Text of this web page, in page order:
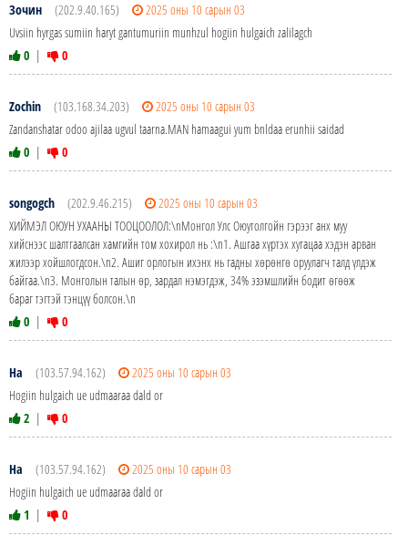
Зочин (202.9.40.165)
2025 оны 10 сарын 03
Uvsiin hyrgas sumiin haryt gantumuriin munhzul hogiin hulgaich zalilagch
0 | 0
Zochin (103.168.34.203)
2025 оны 10 сарын 03
Zandanshatar odoo ajilaa ugvul taarna.MAN hamaagui yum bnldaa erunhii saidad
0 | 0
songogch (202.9.46.215)
2025 оны 10 сарын 03
ХИЙМЭЛ ОЮУН УХААНЫ ТООЦООЛОЛ:\nМонгол Улс Оюутолгойн гэрээг анх муу
хийснээс шалтгаалсан хамгийн том хохирол нь :\n1. Ашгаа хүртэх хугацаа хэдэн арван
жилээр хойшлогдсон.\n2. Ашиг орлогын ихэнх нь гадны хөрөнгө оруулагч талд үлдэж
байгаа.\n3. Монголын талын өр, зардал нэмэгдэж, 34% эзэмшлийн бодит өгөөж
бараг тэгтэй тэнцүү болсон.\n
0 | 0
Ha (103.57.94.162)
2025 оны 10 сарын 03
Hogiin hulgaich ue udmaaraa dald or
2 | 0
Ha (103.57.94.162)
2025 оны 10 сарын 03
Hogiin hulgaich ue udmaaraa dald or
1 | 0